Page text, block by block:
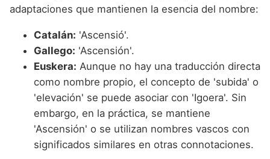
adaptaciones que mantienen la esencia del nombre:
Catalán: 'Ascensió'.
Gallego: 'Ascensión'.
Euskera: Aunque no hay una traducción directa
como nombre propio, el concepto de 'subida' o
'elevación' se puede asociar con 'Igoera'. Sin
embargo, en la práctica, se mantiene
'Ascensión' o se utilizan nombres vascos con
significados similares en otras connotaciones.